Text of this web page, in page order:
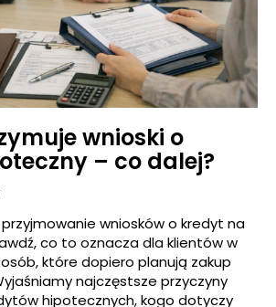
wnioski o
– co dalej?
wniosków o kredyt na
co to oznacza dla klientów w
które dopiero planują zakup
najczęstsze przyczyny
hipotecznych, kogo dotyczy